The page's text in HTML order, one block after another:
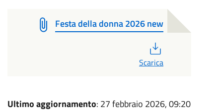
Festa della donna 2026 new
Scarica
Ultimo aggiornamento: 27 febbraio 2026, 09:20